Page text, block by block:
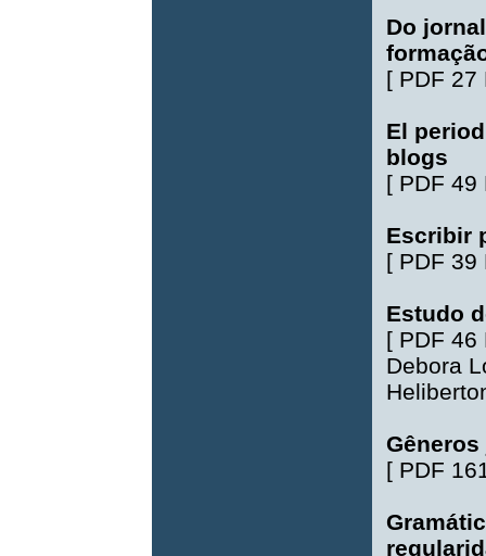
Do
[ PDF 27
El
blogs
[ PDF 49
Escribir
[ PDF 39
Estudo
[ PDF 46
Debora
[ PDF